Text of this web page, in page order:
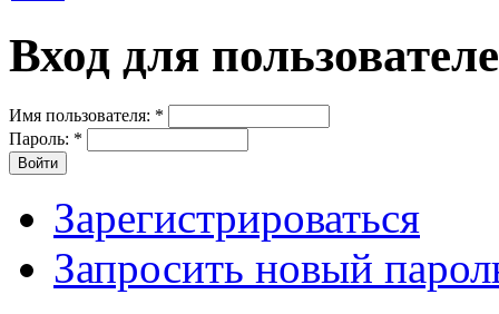
Вход для
Имя пользователя: *
Пароль: *
Зарегистрироваться
Запросить новый